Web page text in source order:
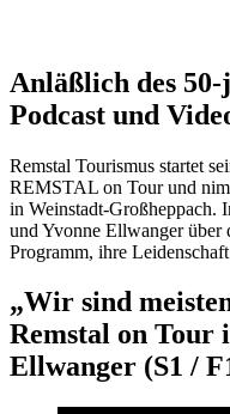
Anläßlich des
Podcast und
Remstal Tourismus startet
REMSTAL on Tour und
in Weinstadt-Großheppach.
und Yvonne Ellwanger über
Programm, ihre
„Wir sind
Remstal on Tour
Ellwanger (S1 /